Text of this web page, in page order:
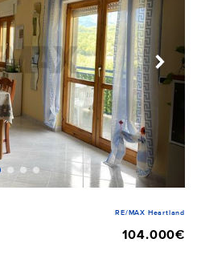
RE/MAX Heartland
104.000€